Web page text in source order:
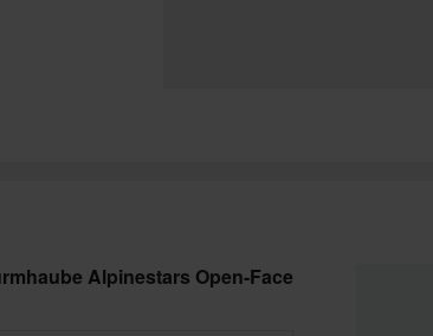
Alpinestars Open-Face